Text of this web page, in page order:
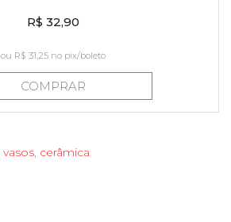
R$ 32,90
ou R$ 31,25 no pix/boleto
COMPRAR
vasos, cerâmica